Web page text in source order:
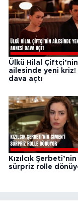
Ülkü Hilal Çiftçi’nin
ailesinde yeni kriz!
dava açtı
Kızılcık
sürpriz rolle